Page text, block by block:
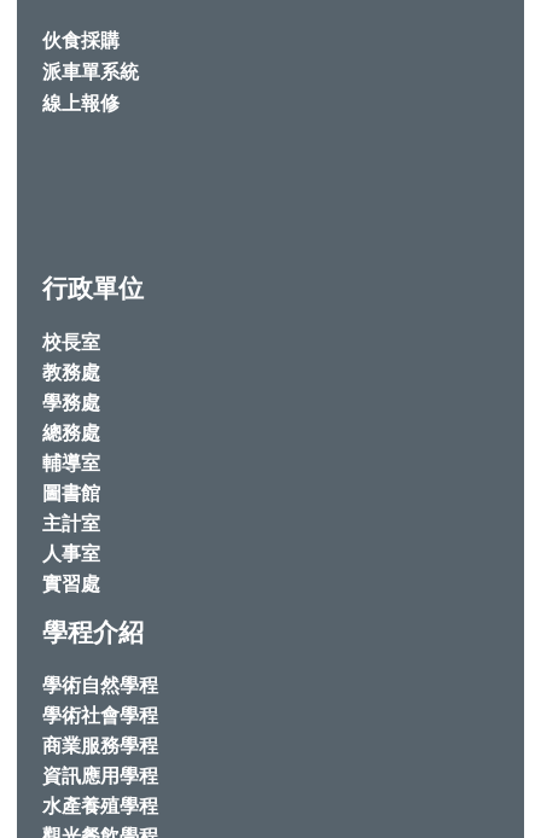
伙食採購
派車單系統
線上報修
行政單位
校長室
教務處
學務處
總務處
輔導室
圖書館
主計室
人事室
實習處
學程介紹
學術自然學程
學術社會學程
商業服務學程
資訊應用學程
水產養殖學程